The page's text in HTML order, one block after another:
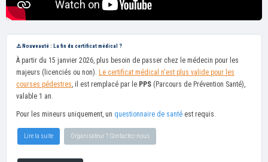
⚠️ Nouveauté : La fin du certificat médical ?
À partir du 15 janvier 2026, plus besoin de passer chez le médecin pour les
majeurs (licenciés ou non). Le certificat médical n'est plus valide pour les
courses pédestres, il est remplacé par le PPS (Parcours de Prévention Santé),
valable 1 an.
Pour les mineurs uniquement, un questionnaire de santé est requis.
Lire la suite Organisateur ? Contactez-nous